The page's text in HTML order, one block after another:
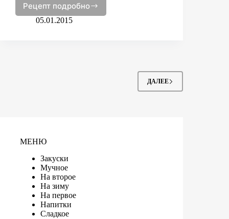
Рецепт подробно
Овощное
карри
05.01.2015
ДАЛЕЕ
МЕНЮ
Закуски
Мучное
На второе
На зиму
На первое
Напитки
Сладкое